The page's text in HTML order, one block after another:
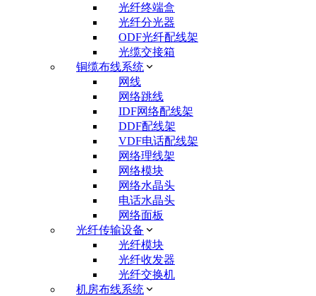
光纤终端盒
光纤分光器
ODF光纤配线架
光缆交接箱
铜缆布线系统
网线
网络跳线
IDF网络配线架
DDF配线架
VDF电话配线架
网络理线架
网络模块
网络水晶头
电话水晶头
网络面板
光纤传输设备
光纤模块
光纤收发器
光纤交换机
机房布线系统